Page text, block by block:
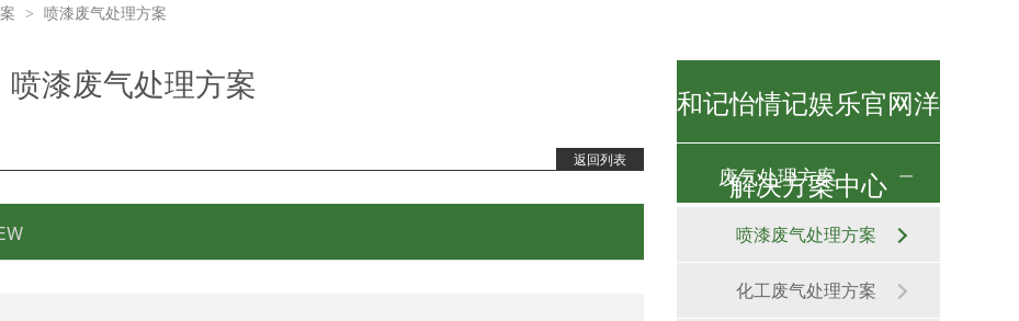
> 喷漆废气处理方案
喷漆废气处理方案
返回列表
和记怡情记娱乐官网洋
解决方案中心
废气处理方案
喷漆废气处理方案
化工废气处理方案